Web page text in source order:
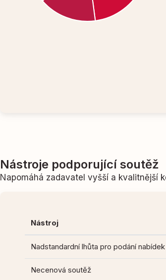
Nástroje podporující soutěž
Napomáhá zadavatel vyšší a kvalitnější
Nástroj
Nadstandardní lhůta pro podání nabídek
Necenová soutěž